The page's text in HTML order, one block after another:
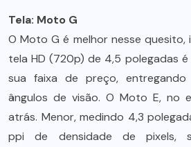
Tela: Moto G
O Moto G é melhor nesse quesito,
tela HD (720p) de 4,5 polegadas
sua faixa de preço,
ângulos de visão. O Moto E, no
atrás. Menor, medindo 4,3
ppi de densidade de pixels,